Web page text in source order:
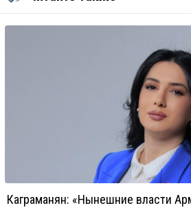
Каграманян: «Нынешние власти